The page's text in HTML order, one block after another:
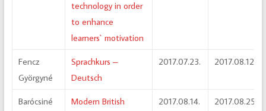
technology in order
to enhance
learners` motivation
Fencz
Györgyné
Sprachkurs –
Deutsch
2017.07.23. 2017.08.12.
Barócsiné
Modern British
2017.08.14. 2017.08.25.